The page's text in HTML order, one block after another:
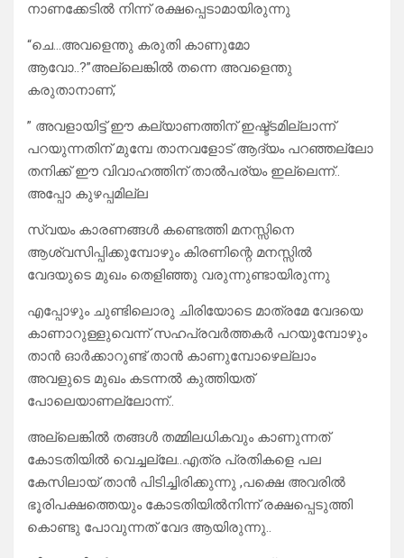
നാണക്കേടിൽ നിന്ന് രക്ഷപ്പെടാമായിരുന്നു
“ചെ…അവളെന്തു കരുതി കാണുമോ
ആവോ..?”അല്ലെങ്കിൽ തന്നെ അവളെന്തു
കരുതാനാണ്,
” അവളായിട്ട് ഈ കല്യാണത്തിന് ഇഷ്ട്ടമില്ലാന്ന്
പറയുന്നതിന് മുമ്പേ താനവളോട് ആദ്യം പറഞ്ഞല്ലോ
തനിക്ക് ഈ വിവാഹത്തിന് താൽപര്യം ഇല്ലെന്ന്..
അപ്പോ കുഴപ്പമില്ല
സ്വയം കാരണങ്ങൾ കണ്ടെത്തി മനസ്സിനെ
ആശ്വസിപ്പിക്കുമ്പോഴും കിരണിന്റെ മനസ്സിൽ
വേദയുടെ മുഖം തെളിഞ്ഞു വരുന്നുണ്ടായിരുന്നു
എപ്പോഴും ചുണ്ടിലൊരു ചിരിയോടെ മാത്രമേ വേദയെ
കാണാറുള്ളുവെന്ന് സഹപ്രവർത്തകർ പറയുമ്പോഴും
താൻ ഓർക്കാറുണ്ട് താൻ കാണുമ്പോഴെല്ലാം
അവളുടെ മുഖം കടന്നൽ കുത്തിയത്
പോലെയാണല്ലോന്ന്..
അല്ലെങ്കിൽ തങ്ങൾ തമ്മിലധികവും കാണുന്നത്
കോടതിയിൽ വെച്ചല്ലേ..എത്ര പ്രതികളെ പല
കേസിലായ് താൻ പിടിച്ചിരിക്കുന്നു ,പക്ഷെ അവരിൽ
ഭൂരിപക്ഷത്തെയും കോടതിയിൽനിന്ന് രക്ഷപ്പെടുത്തി
കൊണ്ടു പോവുന്നത് വേദ ആയിരുന്നു..